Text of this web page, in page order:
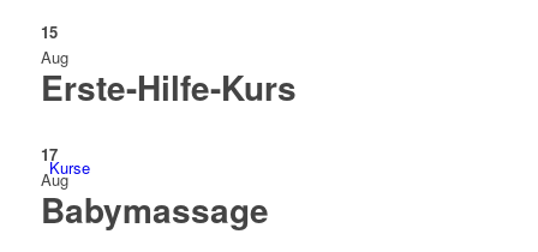
Kurse
15
Aug
Erste-Hilfe-Kurs
17
Aug
Babymassage